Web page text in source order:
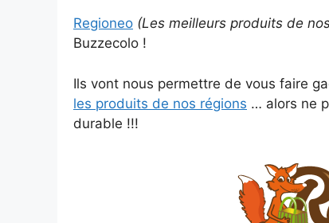
Regioneo (Les meilleurs produits de
Buzzecolo !
Ils vont nous permettre de vous faire
les produits de nos régions … alors ne
durable !!!